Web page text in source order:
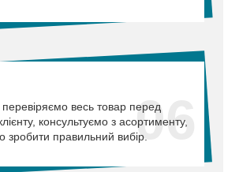
06
весь товар перед
консультуємо з асортименту,
зробити правильний вибір.